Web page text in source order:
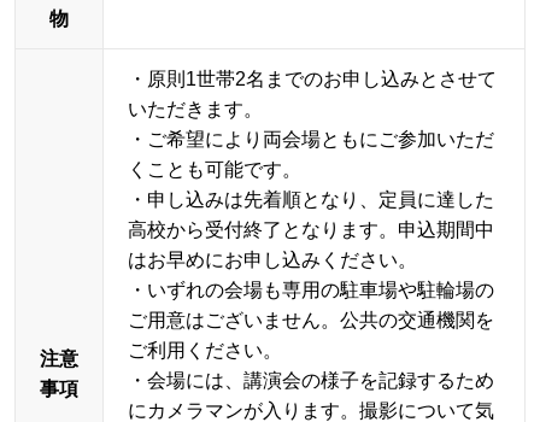
物
注意
事項
・原則1世帯2名までのお申し込みとさせて
いただきます。
・ご希望により両会場ともにご参加いただ
くことも可能です。
・申し込みは先着順となり、定員に達した
高校から受付終了となります。申込期間中
はお早めにお申し込みください。
・いずれの会場も専用の駐車場や駐輪場の
ご用意はございません。公共の交通機関を
ご利用ください。
・会場には、講演会の様子を記録するため
にカメラマンが入ります。撮影について気